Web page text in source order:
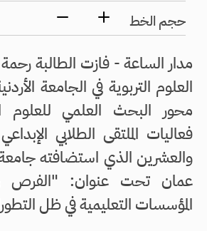
حجم الخط
مدار الساعة - فازت الطالبة
العلوم التربوية في الجامعة
محور البحث العلمي للعلوم
فعاليات الملتقى الطلابي
والعشرين الذي استضافته
عمان تحت عنوان: "الفرص
المؤسسات التعليمية في ظل